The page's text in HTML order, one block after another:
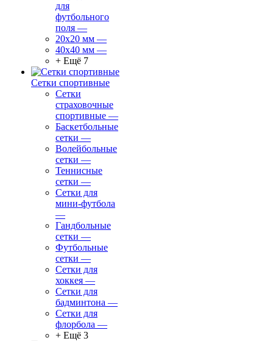
для
футбольного
поля —
20х20 мм —
40х40 мм —
+ Ещё 7
Сетки спортивные
Сетки
страховочные
спортивные —
Баскетбольные
сетки —
Волейбольные
сетки —
Теннисные
сетки —
Сетки для
мини-футбола
—
Гандбольные
сетки —
Футбольные
сетки —
Сетки для
хоккея —
Сетки для
бадминтона —
Сетки для
флорбола —
+ Ещё 3